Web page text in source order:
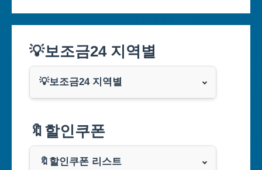
💡보조금24 지역별
💡보조금24 지역별
부산광역시
🔖할인쿠폰
🔖할인쿠폰 리스트